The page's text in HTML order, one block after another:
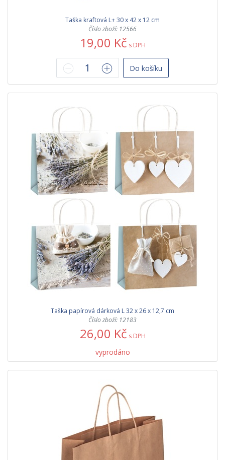
Taška kraftová L+ 30 x 42 x 12 cm
Číslo zboží: 12566
19,00 Kč s DPH
Do košíku
Taška papírová dárková L 32 x 26 x 12,7 cm
Číslo zboží: 12183
26,00 Kč s DPH
vyprodáno